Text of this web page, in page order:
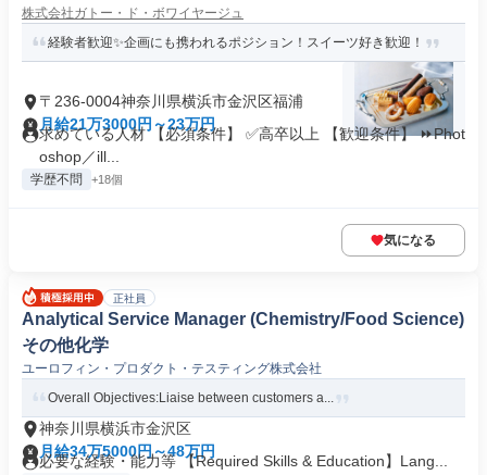
株式会社ガトー・ド・ボワイヤージュ
経験者歓迎✨企画にも携われるポジション！スイーツ好き歓迎！
〒236-0004神奈川県横浜市金沢区福浦
月給21万3000円～23万円
求めている人材 【必須条件】 ✅高卒以上 【歓迎条件】 ⏩Phot
oshop／ill...
学歴不問 +18個
気になる
正社員
Analytical Service Manager (Chemistry/Food Science)
その他化学
ユーロフィン・プロダクト・テスティング株式会社
Overall Objectives:Liaise between customers a...
神奈川県横浜市金沢区
月給34万5000円～48万円
必要な経験・能力等 【Required Skills & Education】Lang...